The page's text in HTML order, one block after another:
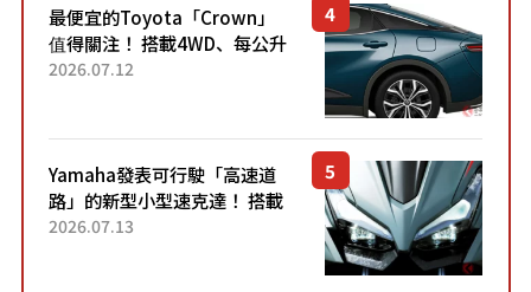
最便宜的Toyota「Crown」
值得關注！ 搭載4WD、每公升
22.4公里低油耗表現超亮眼！
2026.07.12
Yamaha發表可行駛「高速道
路」的新型小型速克達！ 搭載
能享受超強勁「渦輪感」的動
2026.07.13